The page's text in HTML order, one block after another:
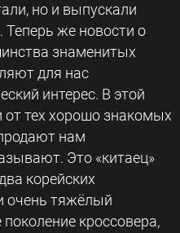
но и выпускали
же новости о
знаменитых
для нас
интерес. В этой
от тех хорошо знакомых
нам
Это «китаец»
корейских
очень тяжёлый
кроссовера,